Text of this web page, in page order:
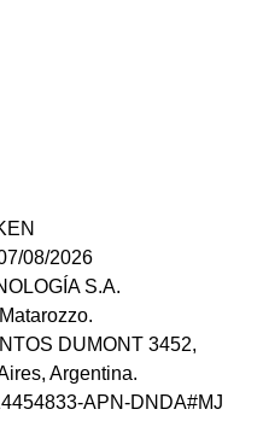
08/2026
S.A.
DUMONT 3452,
Argentina.
APN-DNDA#MJ